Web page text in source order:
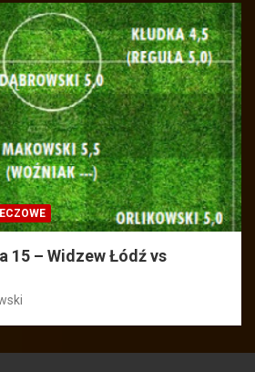
15 – Widzew Łódź vs